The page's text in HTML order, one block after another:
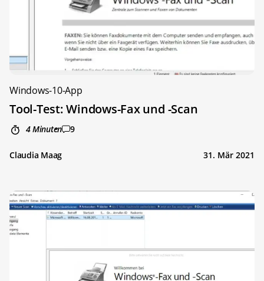
Windows-10-App
Tool-Test: Windows-Fax und -Scan
4 Minuten 9
Claudia Maag 31. Mär 2021